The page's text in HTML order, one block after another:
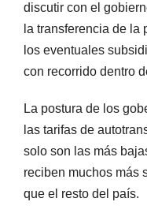
discutir con el
la transferencia de la
los eventuales
con recorrido dentro
La postura de los
las tarifas de
solo son las más
reciben muchos más
que el resto del país.